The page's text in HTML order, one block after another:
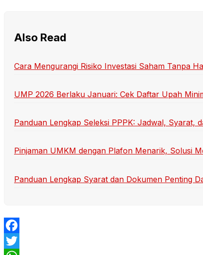
Also Read
Cara Mengurangi Risiko Investasi Saham Tanpa
UMP 2026 Berlaku Januari: Cek Daftar Upah
Panduan Lengkap Seleksi PPPK: Jadwal, Syarat,
Pinjaman UMKM dengan Plafon Menarik, Solusi
Panduan Lengkap Syarat dan Dokumen Penting
Facebook